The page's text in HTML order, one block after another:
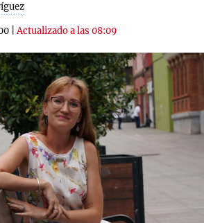
|Actualizado a las 08:09